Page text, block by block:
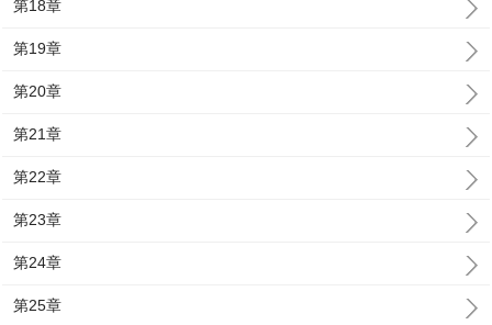
第18章
第19章
第20章
第21章
第22章
第23章
第24章
第25章